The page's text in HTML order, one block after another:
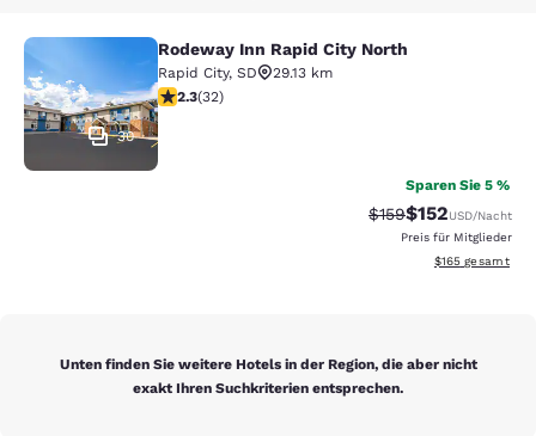
Rodeway Inn Rapid City North
30
Rodeway Inn Rapid City North
Rapid City, SD
29.13 km
2.31-Sterne-Bewertung. Mittelmäßig. 32 Bewertungen
2.3(32)
Sparen Sie 5 %
Durchgestrichener
$159Vergünstigter
$152USD/Nacht
Preis für Mitglieder
Geschätzte
$165 gesamt
Unten finden Sie weitere Hotels in der Region, die aber nicht
exakt Ihren Suchkriterien entsprechen.